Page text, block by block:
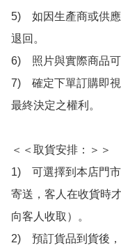
5)　如因生產商或供
退回。
6)　照片與實際商品
7)　確定下單訂購即
最終決定之權利。
＜＜取貨安排：＞＞
1)　可選擇到本店門
寄送，客人在收貨時
向客人收取）。
2)　預訂貨品到貨後